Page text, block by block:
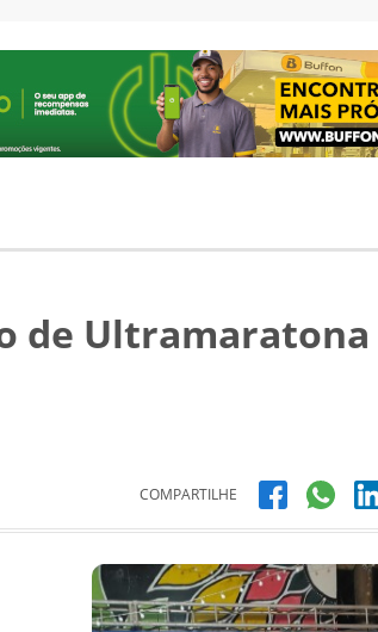
de Ultramaratona
COMPARTILHE